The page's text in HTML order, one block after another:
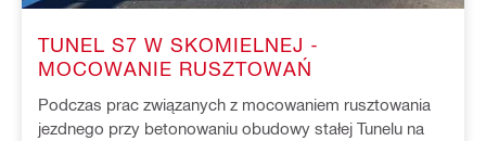
TUNEL S7 W SKOMIELNEJ -
MOCOWANIE RUSZTOWAŃ
Podczas prac związanych z mocowaniem rusztowania
jezdnego przy betonowaniu obudowy stałej Tunelu na